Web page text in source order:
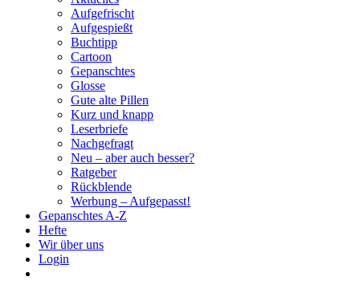
Aufgefrischt
Aufgespießt
Buchtipp
Cartoon
Gepanschtes
Glosse
Gute alte Pillen
Kurz und knapp
Leserbriefe
Nachgefragt
Neu – aber auch besser?
Ratgeber
Rückblende
Werbung – Aufgepasst!
Gepanschtes A-Z
Hefte
Wir über uns
Login